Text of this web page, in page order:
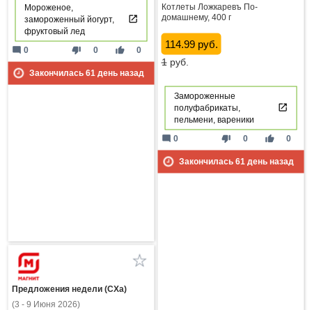
Мороженое,
замороженный йогурт,
фруктовый лед
thumb_down 0 thumb_up 0
mode_comment 0
Закончилась 61день назад
Котлеты Ложкаревъ По-
домашнему, 400 г
114.99 руб.
1руб.
Замороженные
полуфабрикаты,
пельмени, вареники
thumb_down 0 thumb_up 0
mode_comment 0
Закончилась 61день назад
Предложения недели (СХа)
(3 - 9 Июня 2026)